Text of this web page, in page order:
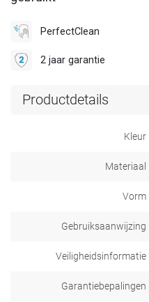
PerfectClean
2 jaar garantie
Productdetails
Kleur
Materiaal
Vorm
Gebruiksaanwijzing
Veiligheidsinformatie
Garantiebepalingen